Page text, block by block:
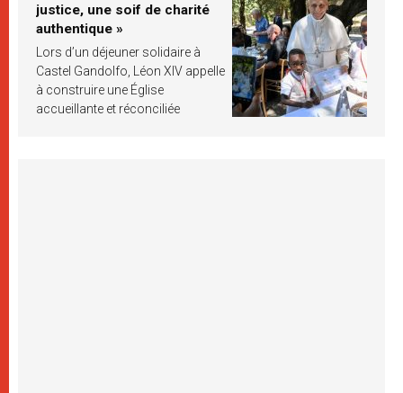
justice, une soif de charité
authentique »
Lors d’un déjeuner solidaire à
Castel Gandolfo, Léon XIV appelle
à construire une Église
accueillante et réconciliée